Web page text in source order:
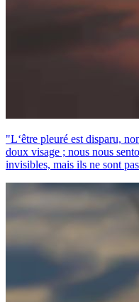
"L‘être pleuré est disparu,
doux visage ; nous nous
invisibles, mais ils ne sont